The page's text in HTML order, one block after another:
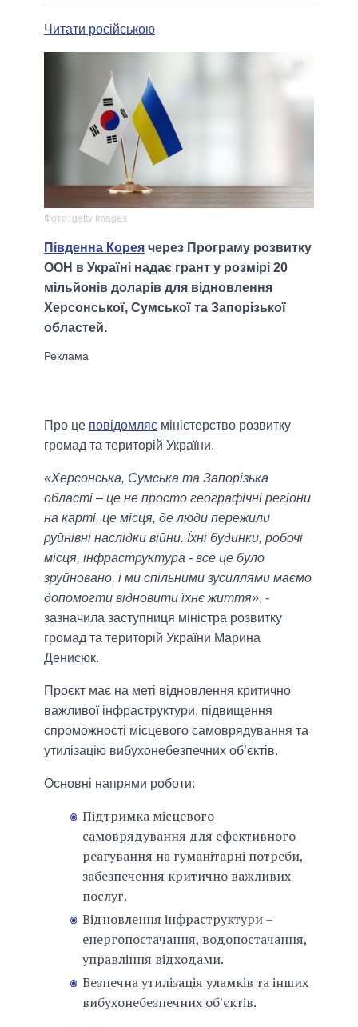
Читати російською
Фото: getty images
Південна Корея через Програму розвитку
ООН в Україні надає грант у розмірі 20
мільйонів доларів для відновлення
Херсонської, Сумської та Запорізької
областей.
Про це повідомляє міністерство розвитку
громад та територій України.
«Херсонська, Сумська та Запорізька
області – це не просто географічні регіони
на карті, це місця, де люди пережили
руйнівні наслідки війни. Їхні будинки, робочі
місця, інфраструктура - все це було
зруйновано, і ми спільними зусиллями маємо
допомогти відновити їхнє життя», -
зазначила заступниця міністра розвитку
громад та територій України Марина
Денисюк.
Проєкт має на меті відновлення критично
важливої інфраструктури, підвищення
спроможності місцевого самоврядування та
утилізацію вибухонебезпечних об’єктів.
Основні напрями роботи:
Підтримка місцевого
самоврядування для ефективного
реагування на гуманітарні потреби,
забезпечення критично важливих
послуг.
Відновлення інфраструктури –
енергопостачання, водопостачання,
управління відходами.
Безпечна утилізація уламків та інших
вибухонебезпечних об'єктів.